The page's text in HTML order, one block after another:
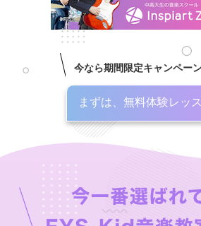
今なら期間限定キャンペー
まずは、無料体験レッ